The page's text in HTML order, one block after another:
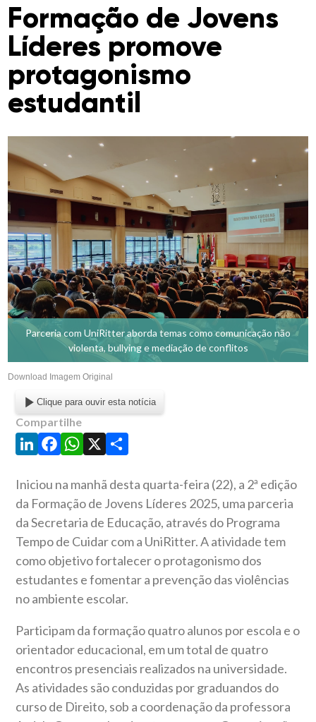
Formação de Jovens
Líderes promove
protagonismo
estudantil
Parceria com UniRitter aborda temas como comunicação não
violenta, bullying e mediação de conflitos
Download Imagem Original
Clique para ouvir esta notícia
Compartilhe
LinkedIn
Facebook
WhatsApp
X Share
Iniciou na manhã desta quarta-feira (22), a 2ª edição
da Formação de Jovens Líderes 2025, uma parceria
da Secretaria de Educação, através do Programa
Tempo de Cuidar com a UniRitter. A atividade tem
como objetivo fortalecer o protagonismo dos
estudantes e fomentar a prevenção das violências
no ambiente escolar.
Participam da formação quatro alunos por escola e o
orientador educacional, em um total de quatro
encontros presenciais realizados na universidade.
As atividades são conduzidas por graduandos do
curso de Direito, sob a coordenação da professora